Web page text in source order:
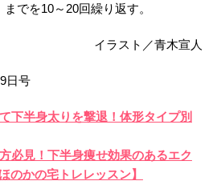
でを10～20回繰り返す。
イラスト／青木宣人
日号
下半身太りを撃退！体形タイプ別
必見！下半身痩せ効果のあるエク
のかの宅トレレッスン】